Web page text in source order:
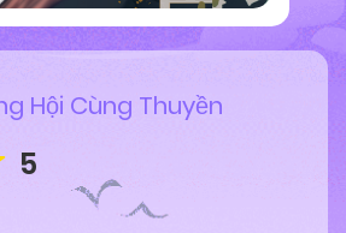
Hội Cùng Thuyền
5